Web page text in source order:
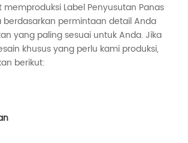
memproduksi Label Penyusutan Panas
berdasarkan permintaan detail Anda
yang paling sesuai untuk Anda. Jika
khusus yang perlu kami produksi,
berikut: